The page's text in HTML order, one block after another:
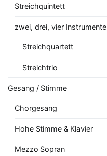
Streichquintett
zwei, drei, vier Instrumente
Streichquartett
Streichtrio
Gesang / Stimme
Chorgesang
Hohe Stimme & Klavier
Mezzo Sopran